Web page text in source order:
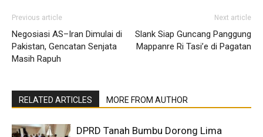
Previous article
Negosiasi AS–Iran Dimulai di
Pakistan, Gencatan Senjata
Masih Rapuh
Next article
Slank Siap Guncang Panggung
Mappanre Ri Tasi’e di Pagatan
RELATED ARTICLES MORE FROM AUTHOR
DPRD Tanah Bumbu Dorong Lima